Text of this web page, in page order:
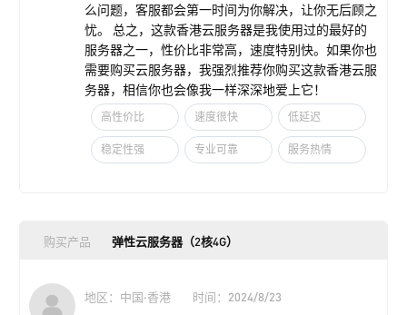
么问题，客服都会第一时间为你解决，让你无后顾之
忧。 总之，这款香港云服务器是我使用过的最好的
服务器之一，性价比非常高，速度特别快。如果你也
需要购买云服务器，我强烈推荐你购买这款香港云服
务器，相信你也会像我一样深深地爱上它！
高性价比 速度很快 低延迟
稳定性强 专业可靠 服务热情
购买产品 弹性云服务器（2核4G）
地区：中国·香港 时间：2024/8/23